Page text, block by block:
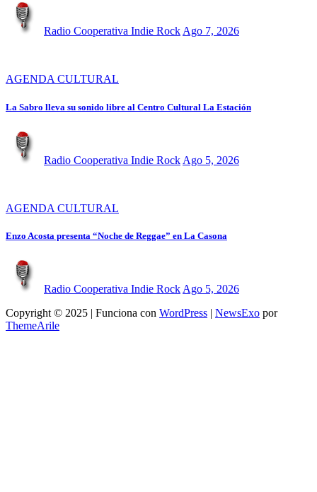
Radio Cooperativa Indie Rock Ago 7, 2026
AGENDA CULTURAL
La Sabro lleva su sonido libre al Centro Cultural La Estación
Radio Cooperativa Indie Rock Ago 5, 2026
AGENDA CULTURAL
Enzo Acosta presenta “Noche de Reggae” en La Casona
Radio Cooperativa Indie Rock Ago 5, 2026
Copyright © 2025 | Funciona con WordPress | NewsExo por
ThemeArile